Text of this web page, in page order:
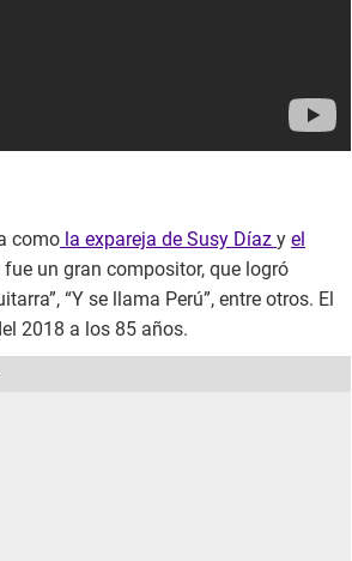
como la expareja de Susy Díaz y el
un gran compositor, que logró
“Y se llama Perú”, entre otros. El
2018 a los 85 años.